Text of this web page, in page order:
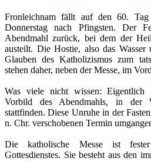
Fronleichnam fällt auf den 60.
Donnerstag nach Pfingsten. Der
Abendmahl zurück, bei dem der
austeilt. Die Hostie, also das
Glauben des Katholizismus zum
stehen daher, neben der Messe, im
Was viele nicht wissen: Eigentlich
Vorbild des Abendmahls, in der
stattfinden. Diese Unruhe in der
n. Chr. verschobenen Termin
Die katholische Messe ist
Gottesdienstes. Sie besteht aus den